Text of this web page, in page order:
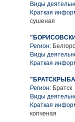
Виды
Краткая
сушеная
Регион:
Виды
Краткая
Регион: Братск
Виды
Краткая
копченая